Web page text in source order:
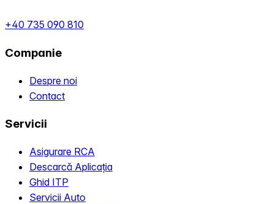
+40 735 090 810
Companie
Despre noi
Contact
Servicii
Asigurare RCA
Descarcă Aplicația
Ghid ITP
Servicii Auto